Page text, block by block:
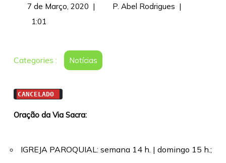
7 de Março, 20207 | P. Abel RodriguesVivência
|
1:01
Categories : Notícias
CANCELADO
Oração da Via Sacra:
IGREJA PAROQUIAL: semana 14 h. | domingo 15 h.;